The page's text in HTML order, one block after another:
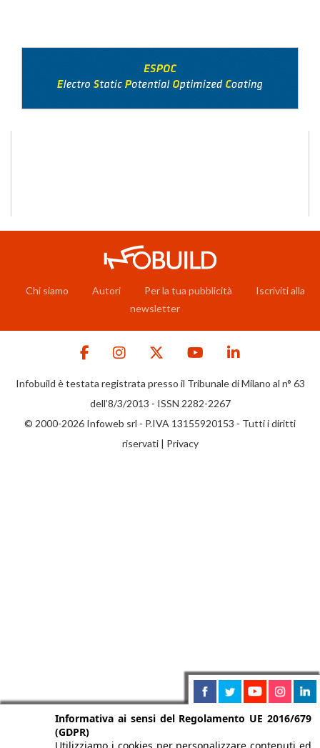
Chi siamo Autori Per la tua pubblicità
Iscriviti alla
newsletter
Infobuild è testata registrata presso il Tribunale di Milano al n° 63
dell’8/3/2013 - ISSN 2282-2267
© 2000-2026 Infoweb srl - P.IVA 13155920153 - Tutti i diritti
riservati | Privacy
Informativa ai sensi del Regolamento UE 2016/679
(GDPR)